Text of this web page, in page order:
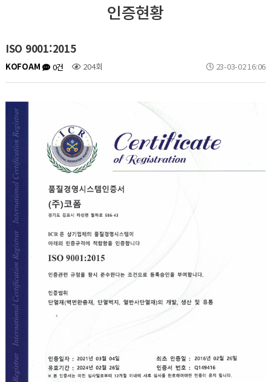
인증현황
ISO 9001:2015
KOFOAM 0건 204회 23-03-02 16:06